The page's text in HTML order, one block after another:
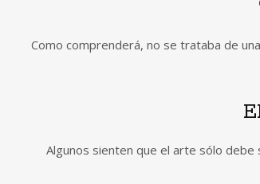
Como comprenderá, no se trataba de
Algunos sienten que el arte sólo